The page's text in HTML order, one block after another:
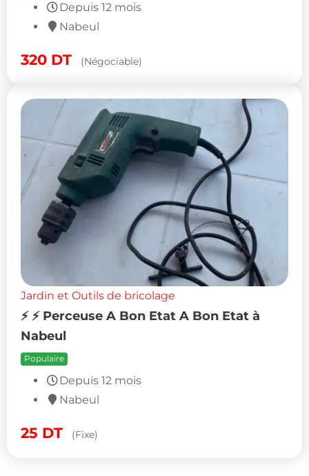
Depuis 12 mois
Nabeul
320 DT (Négociable)
Jardin et Outils de bricolage
⚡ ⚡ Perceuse A Bon Etat A Bon Etat à
Nabeul
Populaire
Depuis 12 mois
Nabeul
25 DT (Fixe)